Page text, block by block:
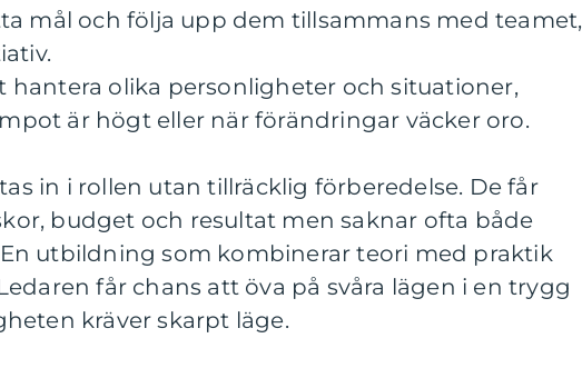
mål och följa upp dem tillsammans med teamet,
hantera olika personligheter och situationer,
är högt eller när förändringar väcker oro.
in i rollen utan tillräcklig förberedelse. De får
budget och resultat men saknar ofta både
utbildning som kombinerar teori med praktik
får chans att öva på svåra lägen i en trygg
kräver skarpt läge.